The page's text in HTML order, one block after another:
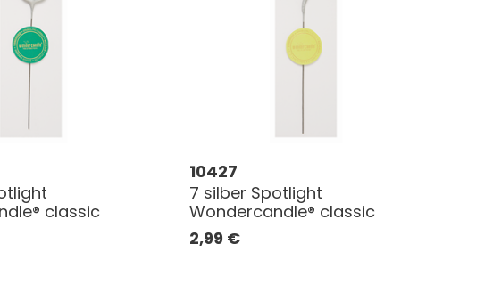
classic
10427
7 silber Spotlight
Wondercandle® classic
2,99 €